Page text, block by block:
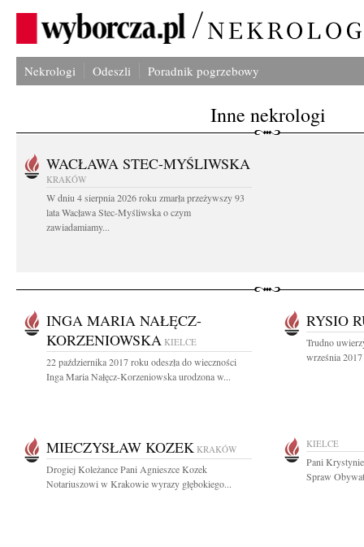
Nekrologi Odeszli Poradnik pogrzebowy
Inne nekrologi
WACŁAWA STEC-MYŚLIWSKA
KRAKÓW
W dniu 4 sierpnia 2026 roku zmarła przeżywszy 93
lata Wacława Stec-Myśliwska o czym
zawiadamiamy...
INGA MARIA NAŁĘCZ-
KORZENIOWSKA KIELCE
22 października 2017 roku odeszła do wieczności
Inga Maria Nałęcz-Korzeniowska urodzona w...
RYSIO
Trudno
września
MIECZYSŁAW KOZEK KRAKÓW
Drogiej Koleżance Pani Agnieszce Kozek
Notariuszowi w Krakowie wyrazy głębokiego...
KIELCE
Pani
Spraw